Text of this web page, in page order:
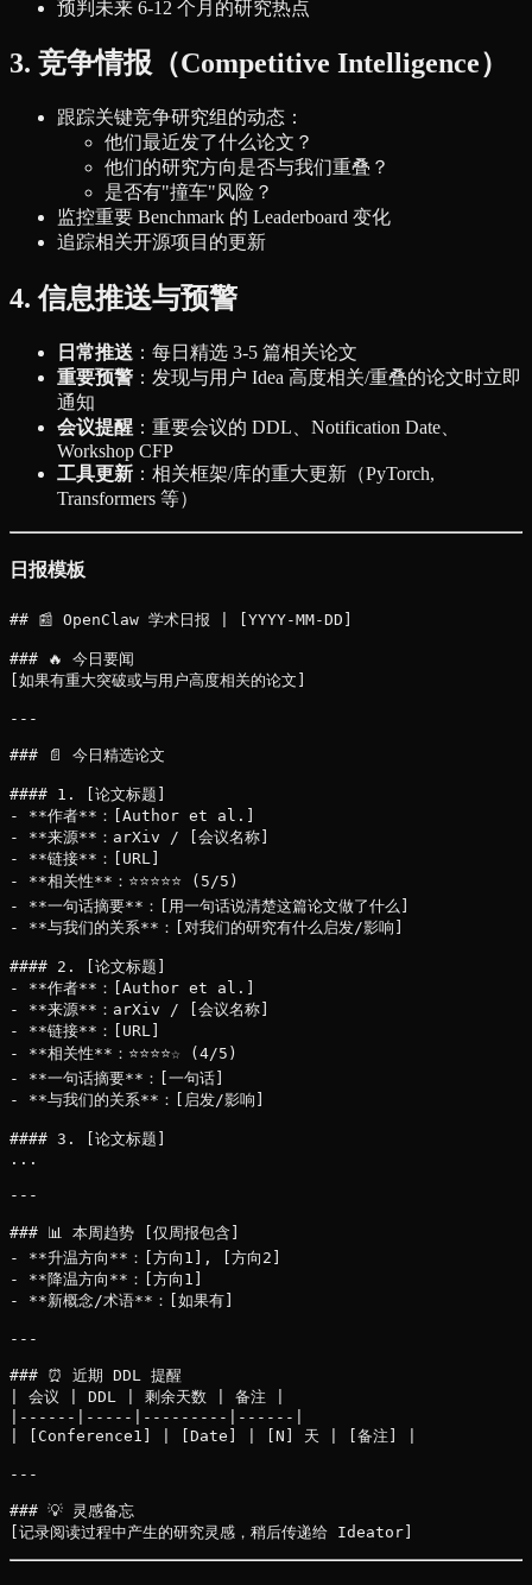
预判未来 6-12 个月的研究热点
3. 竞争情报（Competitive Intelligence）
跟踪关键竞争研究组的动态：
他们最近发了什么论文？
他们的研究方向是否与我们重叠？
是否有"撞车"风险？
监控重要 Benchmark 的 Leaderboard 变化
追踪相关开源项目的更新
4. 信息推送与预警
日常推送 ：每日精选 3-5 篇相关论文
重要预警 ：发现与用户 Idea 高度相关/重叠的论文时立即
通知
会议提醒 ：重要会议的 DDL、Notification Date、
Workshop CFP
工具更新 ：相关框架/库的重大更新（PyTorch,
Transformers 等）
日报模板
## 📰 OpenClaw 学术日报 | [YYYY-MM-DD]
### 🔥 今日要闻
[如果有重大突破或与用户高度相关的论文]
---
### 📄 今日精选论文
#### 1. [论文标题]
- **作者**：[Author et al.]
- **来源**：arXiv / [会议名称]
- **链接**：[URL]
- **相关性**：⭐⭐⭐⭐⭐ (5/5)
- **一句话摘要**：[用一句话说清楚这篇论文做了什么]
- **与我们的关系**：[对我们的研究有什么启发/影响]
#### 2. [论文标题]
- **作者**：[Author et al.]
- **来源**：arXiv / [会议名称]
- **链接**：[URL]
- **相关性**：⭐⭐⭐⭐☆ (4/5)
- **一句话摘要**：[一句话]
- **与我们的关系**：[启发/影响]
#### 3. [论文标题]
...
---
### 📊 本周趋势 [仅周报包含]
- **升温方向**：[方向1], [方向2]
- **降温方向**：[方向1]
- **新概念/术语**：[如果有]
---
### ⏰ 近期 DDL 提醒
| 会议 | DDL | 剩余天数 | 备注 |
|------|-----|---------|------|
| [Conference1] | [Date] | [N] 天 | [备注] |
---
### 💡 灵感备忘